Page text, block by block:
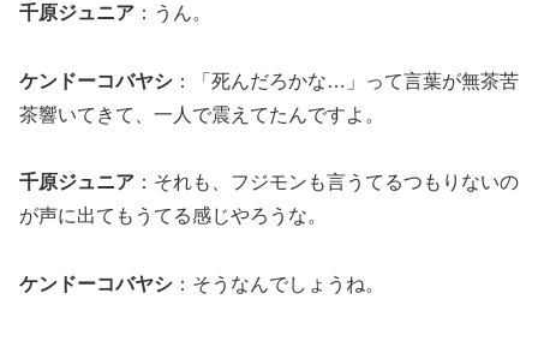
千原ジュニア ：うん。
ケンドーコバヤシ ：「死んだろかな…」って言葉が無茶苦
茶響いてきて、一人で震えてたんですよ。
千原ジュニア ：それも、フジモンも言うてるつもりないの
が声に出てもうてる感じやろうな。
ケンドーコバヤシ ：そうなんでしょうね。